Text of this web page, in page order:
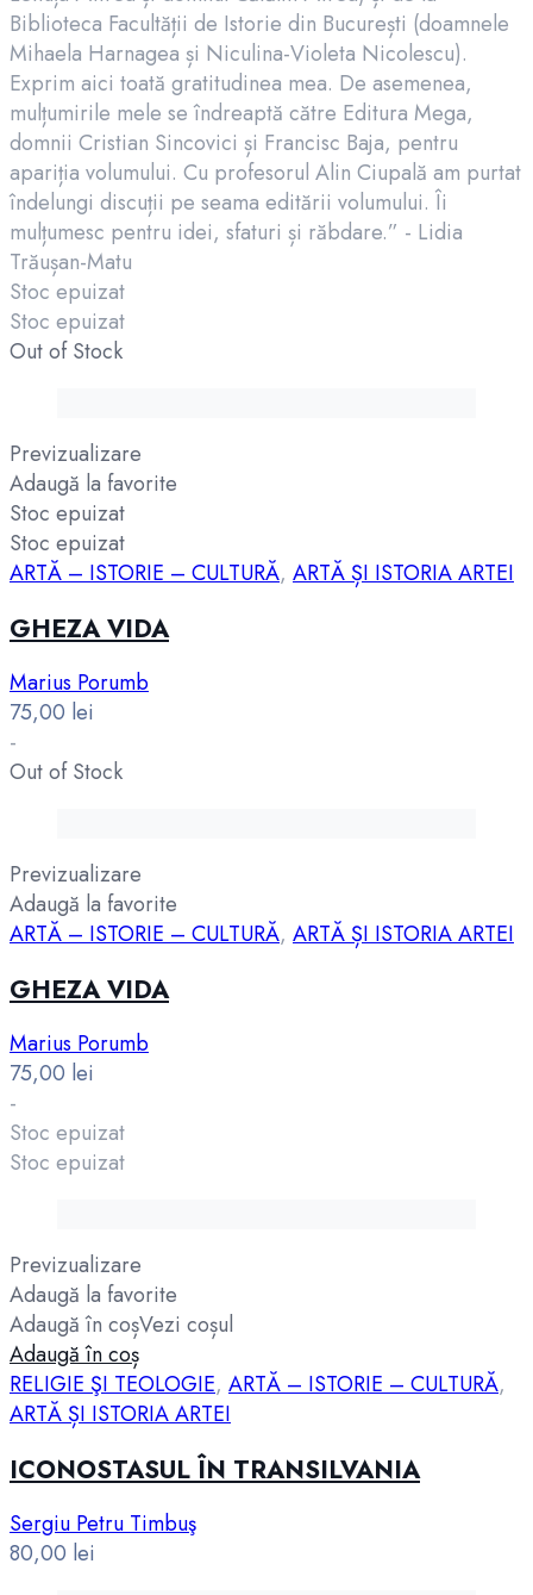
Biblioteca Facultății de Istorie din București (doamnele
Mihaela Harnagea și Niculina-Violeta Nicolescu).
Exprim aici toată gratitudinea mea. De asemenea,
mulțumirile mele se îndreaptă către Editura Mega,
domnii Cristian Sincovici și Francisc Baja, pentru
apariția volumului. Cu profesorul Alin Ciupală am purtat
îndelungi discuții pe seama editării volumului. Îi
mulțumesc pentru idei, sfaturi și răbdare.” - Lidia
Trăușan-Matu
Stoc epuizat
Stoc epuizat
Out of Stock
Previzualizare
Adaugă la favorite
Stoc epuizat
Stoc epuizat
ARTĂ – ISTORIE – CULTURĂ, ARTĂ ȘI ISTORIA ARTEI
GHEZA VIDA
Marius Porumb
75,00 lei
-
Out of Stock
Previzualizare
Adaugă la favorite
ARTĂ – ISTORIE – CULTURĂ, ARTĂ ȘI ISTORIA ARTEI
GHEZA VIDA
Marius Porumb
75,00 lei
-
Stoc epuizat
Stoc epuizat
Previzualizare
Adaugă la favorite
Adaugă în coșVezi coșul
Adaugă în coș
RELIGIE ŞI TEOLOGIE, ARTĂ – ISTORIE – CULTURĂ,
ARTĂ ȘI ISTORIA ARTEI
ICONOSTASUL ÎN TRANSILVANIA
Sergiu Petru Timbuş
80,00 lei